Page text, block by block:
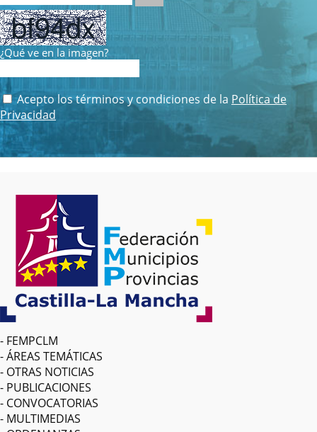
¿Qué ve en la imagen?
Acepto los términos y condiciones de la Política de
Privacidad
FEMPCLM
ÁREAS TEMÁTICAS
OTRAS NOTICIAS
PUBLICACIONES
CONVOCATORIAS
MULTIMEDIAS